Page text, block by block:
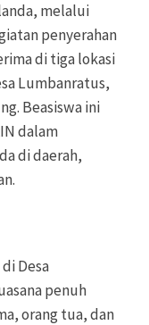
melalui
penyerahan
di tiga lokasi
Lumbanratus,
Beasiswa ini
dalam
di daerah,
Desa
penuh
orang tua, dan